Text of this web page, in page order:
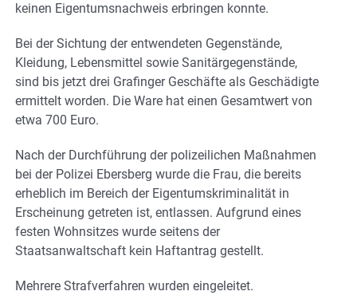
keinen Eigentumsnachweis erbringen konnte.
Bei der Sichtung der entwendeten Gegenstände,
Kleidung, Lebensmittel sowie Sanitärgegenstände,
sind bis jetzt drei Grafinger Geschäfte als Geschädigte
ermittelt worden. Die Ware hat einen Gesamtwert von
etwa 700 Euro.
Nach der Durchführung der polizeilichen Maßnahmen
bei der Polizei Ebersberg wurde die Frau, die bereits
erheblich im Bereich der Eigentumskriminalität in
Erscheinung getreten ist, entlassen. Aufgrund eines
festen Wohnsitzes wurde seitens der
Staatsanwaltschaft kein Haftantrag gestellt.
Mehrere Strafverfahren wurden eingeleitet.